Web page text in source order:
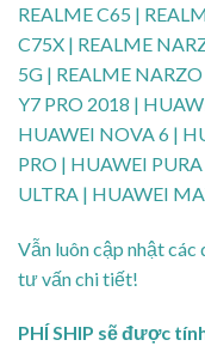
REALME C65 |
C75X | REALME
5G | REALME
Y7 PRO 2018 |
HUAWEI NOVA 6 |
PRO | HUAWEI
ULTRA | HUAWEI
Vẫn luôn cập nhật
tư vấn chi tiết!
PHÍ SHIP sẽ được